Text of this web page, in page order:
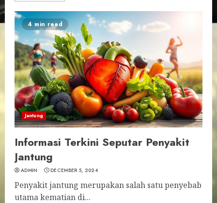
4 min read
Jantung
Informasi Terkini Seputar Penyakit
Jantung
ADMIN DECEMBER 5, 2024
Penyakit jantung merupakan salah satu penyebab
utama kematian di...